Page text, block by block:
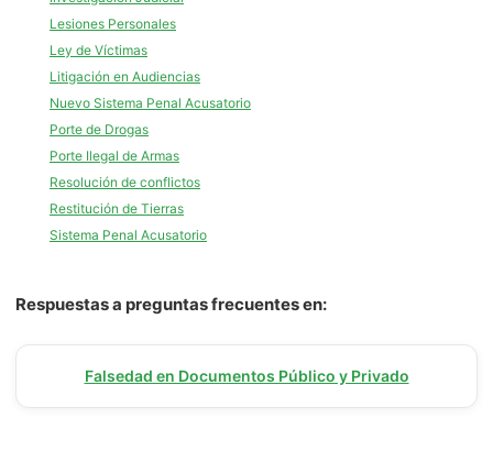
Lesiones Personales
Ley de Víctimas
Litigación en Audiencias
Nuevo Sistema Penal Acusatorio
Porte de Drogas
Porte Ilegal de Armas
Resolución de conflictos
Restitución de Tierras
Sistema Penal Acusatorio
Respuestas a preguntas frecuentes en:
Falsedad en Documentos Público y Privado